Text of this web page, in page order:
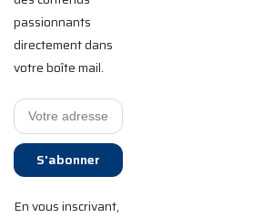
passionnants
directement dans
votre boîte mail.
S'abonner
En vous inscrivant,